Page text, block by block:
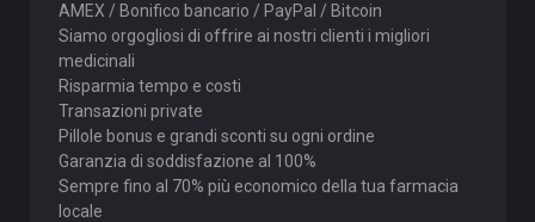
AMEX / Bonifico bancario / PayPal / Bitcoin
Siamo orgogliosi di offrire ai nostri clienti i migliori
medicinali
Risparmia tempo e costi
Transazioni private
Pillole bonus e grandi sconti su ogni ordine
Garanzia di soddisfazione al 100%
Sempre fino al 70% più economico della tua farmacia
locale